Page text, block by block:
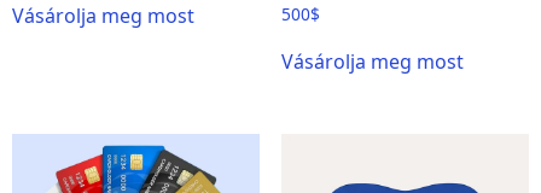
Vásárolja meg most 500$
Vásárolja meg most